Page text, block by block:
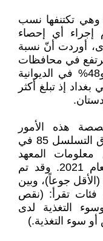
تكتنفها نسب
أي إحصاء
أوردت أنّ نسبة
نحو 32% وأنها ترتفع في محافظات
جنوبية لتصل إلى 52% كما المثنى و48% في الديوانية
تقل عن 20% إلا في بغداد إذ تبلغ أكثر
هذه الأمور
وتتابعها فقد كشفت عن احتلال العراق التسلسل 85 في
المعهد
الدولي لبحوث السياسات الغذائية لعام 2021. وقد تم
جوعاً)، وبين
فئات تقرأ: (نقص
التغذية لدى
سوء التغذية.)